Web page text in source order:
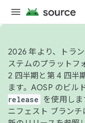
2026 年より、トラ
ステムのプラットフ
2 四半期と第 4 四半
ます。AOSP のビル
release
を使用しま
ニフェスト ブラン